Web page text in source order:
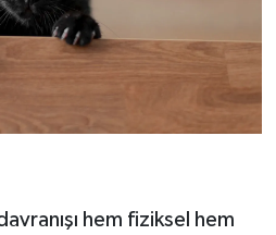
hem fiziksel hem